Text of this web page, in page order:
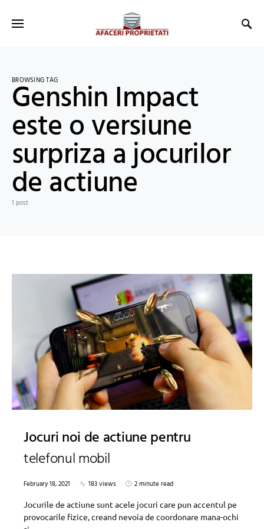
BROWSING TAG
Genshin Impact
este o versiune
surpriza a jocurilor
de actiune
1 post
Jocuri noi de actiune pentru
telefonul mobil
February 18, 2021 183 views
2 minute read
Jocurile de actiune sunt acele jocuri care pun accentul pe
provocarile fizice, creand nevoia de coordonare mana-ochi